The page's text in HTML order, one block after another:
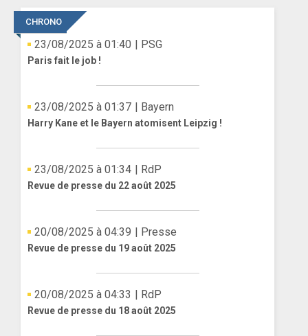
CHRONO
23/08/2025 à 01:40 | PSG
Paris fait le job !
23/08/2025 à 01:37 | Bayern
Harry Kane et le Bayern atomisent Leipzig !
23/08/2025 à 01:34 | RdP
Revue de presse du 22 août 2025
20/08/2025 à 04:39 | Presse
Revue de presse du 19 août 2025
20/08/2025 à 04:33 | RdP
Revue de presse du 18 août 2025